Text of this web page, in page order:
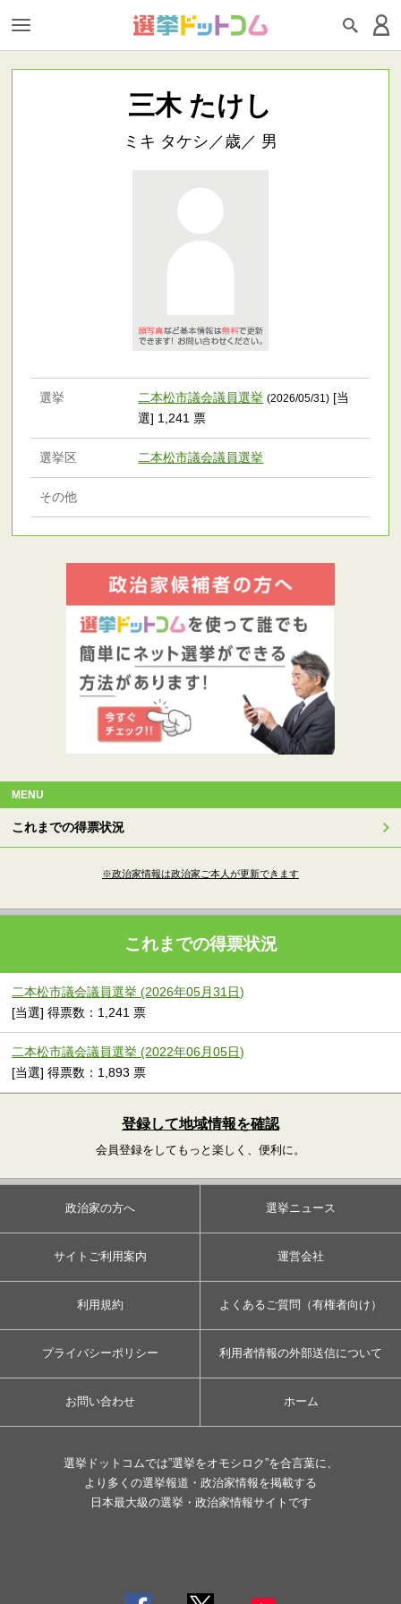
三木 たけし
ミキ タケシ／歳／ 男
選挙 二本松市議会議員選挙 (2026/05/31) [当
選] 1,241 票
選挙区 二本松市議会議員選挙
その他
MENU
これまでの得票状況
※政治家情報は政治家ご本人が更新できます
これまでの得票状況
二本松市議会議員選挙 (2026年05月31日)
[当選] 得票数：1,241 票
二本松市議会議員選挙 (2022年06月05日)
[当選] 得票数：1,893 票
登録して地域情報を確認
会員登録をしてもっと楽しく、便利に。
政治家の方へ 選挙ニュース
サイトご利用案内 運営会社
利用規約 よくあるご質問（有権者向け）
プライバシーポリシー 利用者情報の外部送信について
お問い合わせ ホーム
選挙ドットコムでは”選挙をオモシロク”を合言葉に、
より多くの選挙報道・政治家情報を掲載する
日本最大級の選挙・政治家情報サイトです